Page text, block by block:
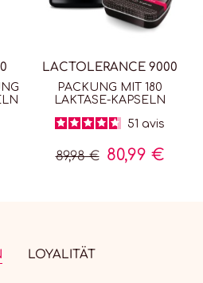
LACTOLERANCE 9000
PACKUNG MIT 180
LAKTASE-KAPSELN
51 avis
89,98 € 80,99 €
LOYALITÄT